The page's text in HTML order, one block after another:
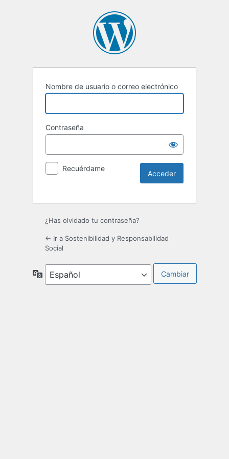
Nombre de usuario o correo electrónico
Contraseña
Recuérdame
¿Has olvidado tu contraseña?
← Ir a Sostenibilidad y Responsabilidad
Social
Idioma